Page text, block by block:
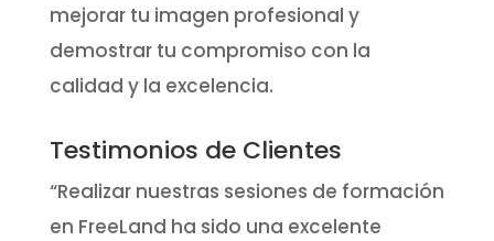
mejorar tu imagen profesional y
demostrar tu compromiso con la
calidad y la excelencia.
Testimonios de Clientes
“Realizar nuestras sesiones de formación
en FreeLand ha sido una excelente